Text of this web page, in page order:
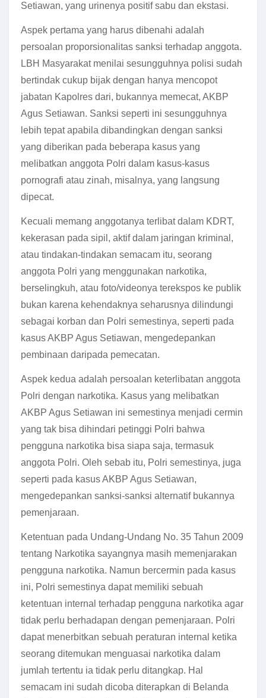
Setiawan, yang urinenya positif sabu dan ekstasi.
Aspek pertama yang harus dibenahi adalah
persoalan proporsionalitas sanksi terhadap anggota.
LBH Masyarakat menilai sesungguhnya polisi sudah
bertindak cukup bijak dengan hanya mencopot
jabatan Kapolres dari, bukannya memecat, AKBP
Agus Setiawan. Sanksi seperti ini sesungguhnya
lebih tepat apabila dibandingkan dengan sanksi
yang diberikan pada beberapa kasus yang
melibatkan anggota Polri dalam kasus-kasus
pornografi atau zinah, misalnya, yang langsung
dipecat.
Kecuali memang anggotanya terlibat dalam KDRT,
kekerasan pada sipil, aktif dalam jaringan kriminal,
atau tindakan-tindakan semacam itu, seorang
anggota Polri yang menggunakan narkotika,
berselingkuh, atau foto/videonya terekspos ke publik
bukan karena kehendaknya seharusnya dilindungi
sebagai korban dan Polri semestinya, seperti pada
kasus AKBP Agus Setiawan, mengedepankan
pembinaan daripada pemecatan.
Aspek kedua adalah persoalan keterlibatan anggota
Polri dengan narkotika. Kasus yang melibatkan
AKBP Agus Setiawan ini semestinya menjadi cermin
yang tak bisa dihindari petinggi Polri bahwa
pengguna narkotika bisa siapa saja, termasuk
anggota Polri. Oleh sebab itu, Polri semestinya, juga
seperti pada kasus AKBP Agus Setiawan,
mengedepankan sanksi-sanksi alternatif bukannya
pemenjaraan.
Ketentuan pada Undang-Undang No. 35 Tahun 2009
tentang Narkotika sayangnya masih memenjarakan
pengguna narkotika. Namun bercermin pada kasus
ini, Polri semestinya dapat memiliki sebuah
ketentuan internal terhadap pengguna narkotika agar
tidak perlu berhadapan dengan pemenjaraan. Polri
dapat menerbitkan sebuah peraturan internal ketika
seorang ditemukan menguasai narkotika dalam
jumlah tertentu ia tidak perlu ditangkap. Hal
semacam ini sudah dicoba diterapkan di Belanda